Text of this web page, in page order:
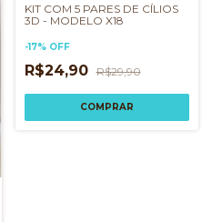
KIT COM 5 PARES DE CÍLIOS
3D - MODELO X18
-17% OFF
R$24,90 R$29,90